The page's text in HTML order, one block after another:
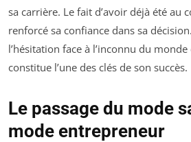
sa carrière. Le fait d’avoir déjà été au
renforcé sa confiance dans sa
l’hésitation face à l’inconnu du
constitue l’une des clés de son succès.
Le passage du mode
mode entrepreneur